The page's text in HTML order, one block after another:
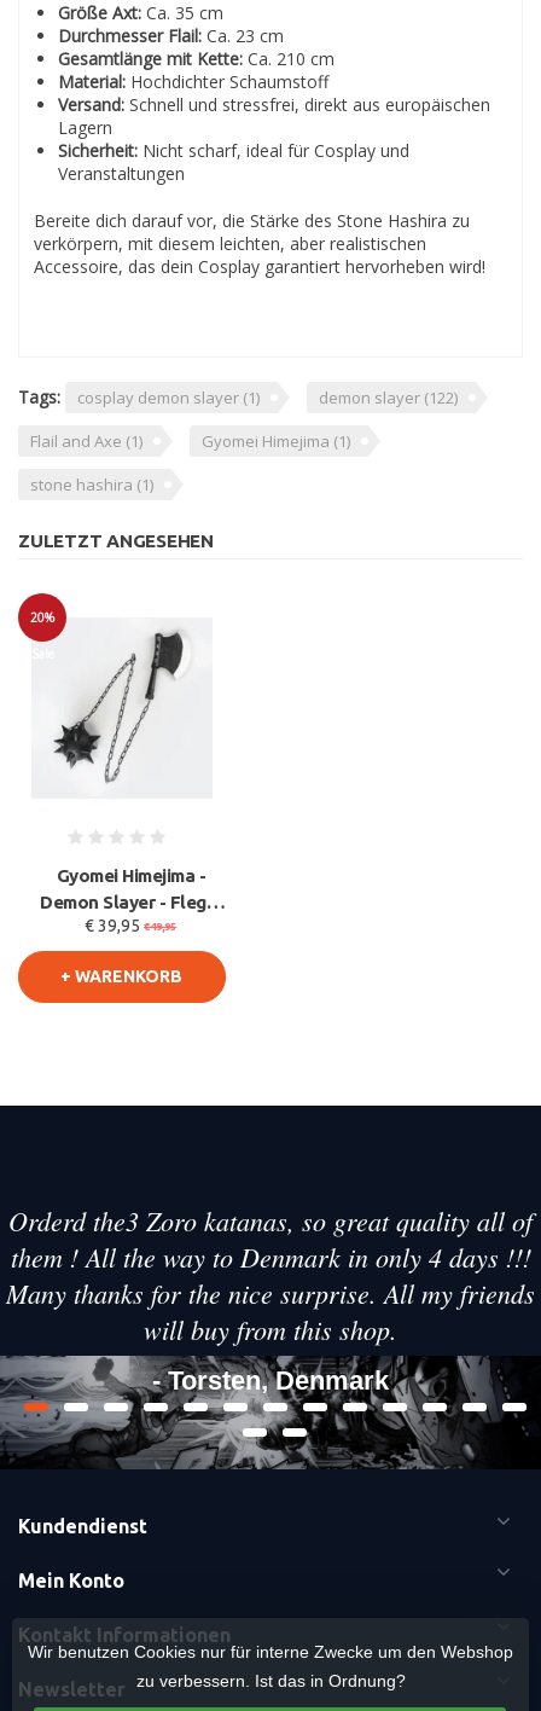
Größe Axt: Ca. 35 cm
Durchmesser Flail: Ca. 23 cm
Gesamtlänge mit Kette: Ca. 210 cm
Material: Hochdichter Schaumstoff
Versand: Schnell und stressfrei, direkt aus europäischen
Lagern
Sicherheit: Nicht scharf, ideal für Cosplay und
Veranstaltungen
Bereite dich darauf vor, die Stärke des Stone Hashira zu
verkörpern, mit diesem leichten, aber realistischen
Accessoire, das dein Cosplay garantiert hervorheben wird!
Tags: cosplay demon slayer (1) demon slayer (122)
Flail and Axe (1) Gyomei Himejima (1)
stone hashira (1)
ZULETZT ANGESEHEN
20%
Gyomei Himejima -
Demon Slayer - Flegel
und Axt - Cosplay
Schaum
€ 39,95 €49,95
+ WARENKORB
Orderd the3 Zoro katanas, so great quality all of
them ! All the way to Denmark in only 4 days !!!
Many thanks for the nice surprise. All my friends
will buy from this shop.
- Torsten, Denmark
Kundendienst
Mein Konto
Kontakt Informationen
Newsletter
Wir benutzen Cookies nur für interne Zwecke um den Webshop
zu verbessern. Ist das in Ordnung?